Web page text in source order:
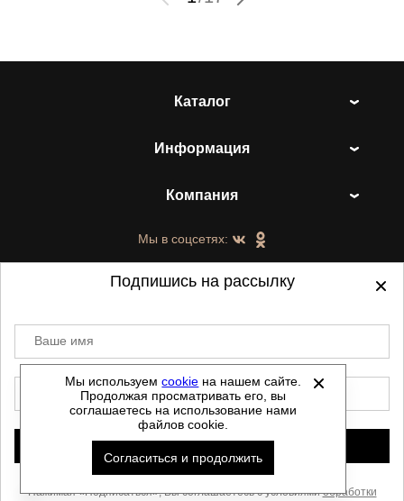
Каталог
Информация
Компания
Мы в соцсетях:
©2021-2026 - ShoesTown.ru - все права
защищены.
Данный сайт не является интернет магазином и
не является публичной офертой.
Политика обработки персональных данных
Автоматизировано -
Скачать прайс
Мы используемcookie на нашем сайте.
Продолжая просматривать его, вы
соглашаетесь на использование нами
файлов cookie.
Согласиться и продолжить
Подпишись на рассылку
Ваше имя
Нажимая «Подписаться», Вы соглашаетесь с условиямиобработки